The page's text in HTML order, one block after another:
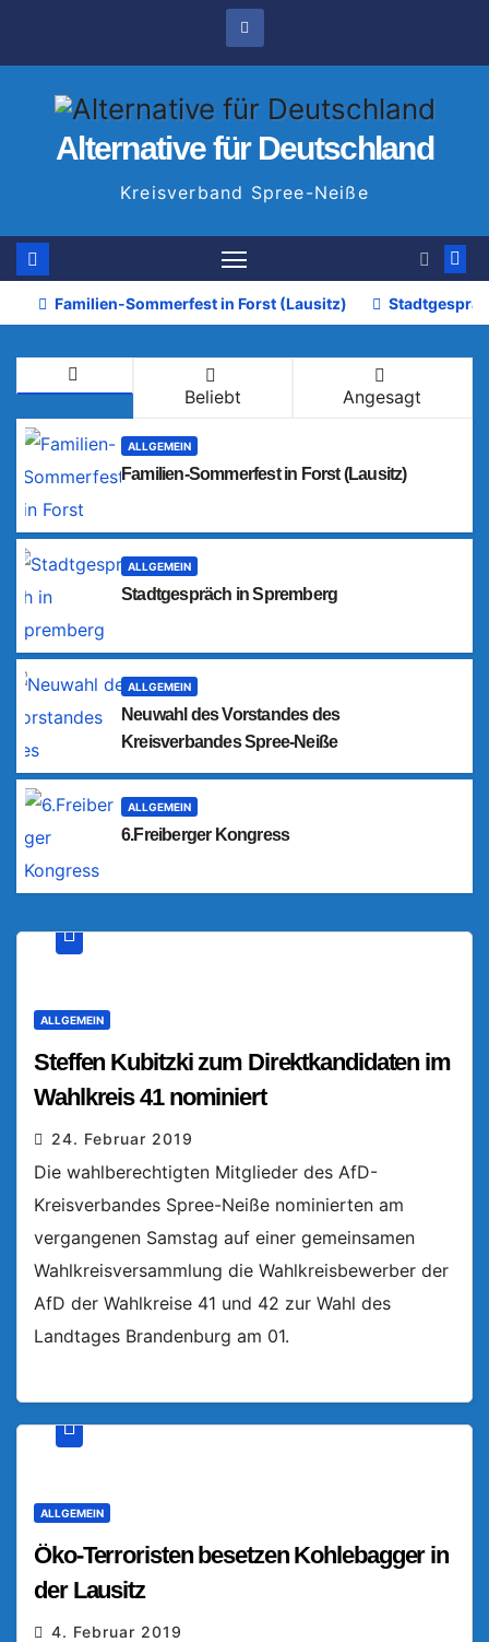
Alternative für Deutschland
Kreisverband Spree-Neiße
Familien-Sommerfest in Forst (Lausitz)
Beliebt Angesagt
ALLGEMEIN
Familien-Sommerfest in Forst (Lausitz)
ALLGEMEIN
Stadtgespräch in Spremberg
ALLGEMEIN
Neuwahl des Vorstandes des
Kreisverbandes Spree-Neiße
ALLGEMEIN
6.Freiberger Kongress
ALLGEMEIN
Steffen Kubitzki zum Direktkandidaten im
Wahlkreis 41 nominiert
24. Februar 2019
Die wahlberechtigten Mitglieder des AfD-
Kreisverbandes Spree-Neiße nominierten am
vergangenen Samstag auf einer gemeinsamen
Wahlkreisversammlung die Wahlkreisbewerber der
AfD der Wahlkreise 41 und 42 zur Wahl des
Landtages Brandenburg am 01.
ALLGEMEIN
Öko-Terroristen besetzen Kohlebagger in
der Lausitz
4. Februar 2019